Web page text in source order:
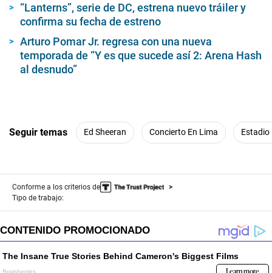
“Lanterns”, serie de DC, estrena nuevo tráiler y
confirma su fecha de estreno
Arturo Pomar Jr. regresa con una nueva
temporada de “Y es que sucede así 2: Arena Hash
al desnudo”
Seguir temas Ed Sheeran Concierto En Lima Estadio
Conforme a los criterios de
Tipo de trabajo: